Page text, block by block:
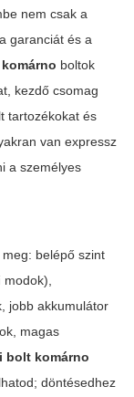
nem csak a
garanciát és a
boltok
kezdő csomag
tartozékokat és
van expressz
a személyes
belépő szint
modok),
jobb akkumulátor
magas
bolt komárno
döntésedhez